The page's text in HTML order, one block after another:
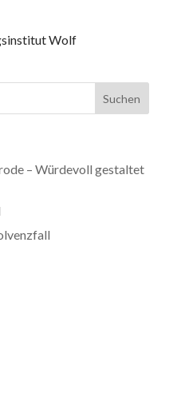
Wolf
– Würdevoll gestaltet